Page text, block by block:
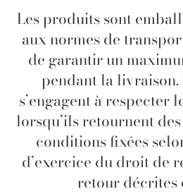
Les produits sont
aux normes de
de garantir un
pendant la livraison.
s’engagent à respecter
lorsqu’ils retournent
conditions fixées
d’exercice du droit de
retour décrites